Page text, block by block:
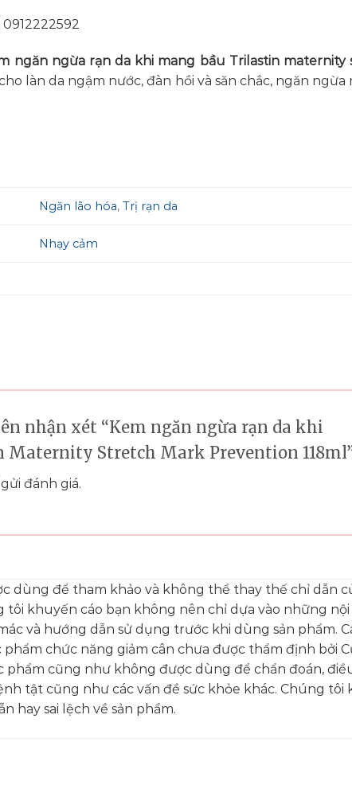
0912222592
ngăn ngừa rạn da khi mang bầu Trilastin maternity
làn da ngậm nước, đàn hồi và săn chắc, ngăn ngừa
Ngăn lão hóa,Trị rạn da
Nhạy cảm
nhận xét “Kem ngăn ngừa rạn da khi
Maternity Stretch Mark Prevention
đánh giá.
dùng để tham khảo và không thể thay thế chỉ dẫn
tôi khuyến cáo bạn không nên chỉ dựa vào những
và hướng dẫn sử dụng trước khi dùng sản phẩm.
chức năng giảm cân chưa được thẩm định bởi
phẩm cũng như không được dùng để chẩn đoán,
tật cũng như các vấn đề sức khỏe khác. Chúng tôi
hay sai lệch về sản phẩm.